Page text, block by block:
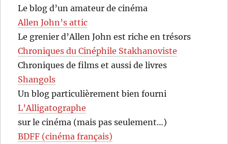
Le blog d’un amateur de cinéma
Allen John’s attic
Le grenier d’Allen John est riche en trésors
Chroniques du Cinéphile Stakhanoviste
Chroniques de films et aussi de livres
Shangols
Un blog particulièrement bien fourni
L’Alligatographe
sur le cinéma (mais pas seulement…)
BDFF (cinéma français)